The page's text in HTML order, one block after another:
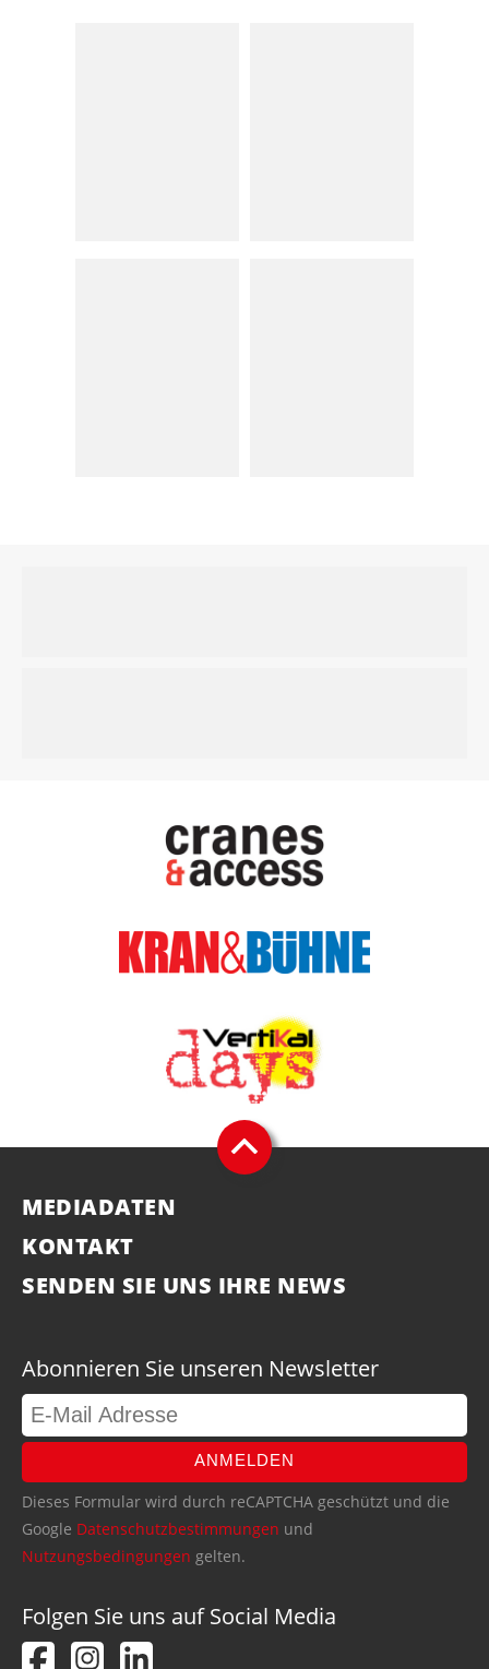
MEDIADATEN
KONTAKT
SENDEN SIE UNS IHRE NEWS
Abonnieren Sie unseren Newsletter
ANMELDEN
Dieses Formular wird durch reCAPTCHA geschützt und die
Google Datenschutzbestimmungen und
Nutzungsbedingungen gelten.
Folgen Sie uns auf Social Media